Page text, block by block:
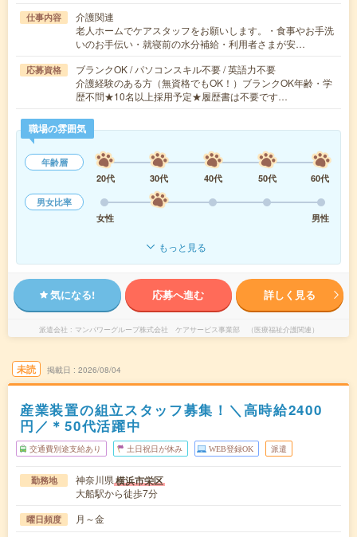
仕事内容
介護関連
老人ホームでケアスタッフをお願いします。・食事やお手洗
いのお手伝い・就寝前の水分補給・利用者さまが安…
応募資格
ブランクOK / パソコンスキル不要 / 英語力不要
介護経験のある方（無資格でもOK！）ブランクOK年齢・学
歴不問★10名以上採用予定★履歴書は不要です…
職場の雰囲気
年齢層
20代
30代 40代 50代
60代
男女比率
女性
男性
もっと見る
気になる! 応募へ進む 詳しく見る
派遣会社 マンパワーグループ株式会社 ケアサービス事業部 （医療福祉介護関連）
未読 掲載日 2026/08/04
産業装置の組立スタッフ募集！＼高時給2400
円／＊50代活躍中
交通費別途支給あり 土日祝日が休み WEB登録OK 派遣
勤務地 神奈川県横浜市栄区
大船駅から徒歩7分
曜日頻度 月～金